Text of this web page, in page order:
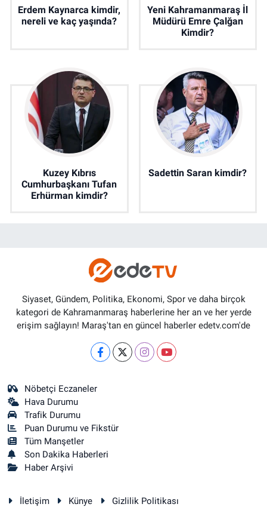
Erdem Kaynarca kimdir,
nereli ve kaç yaşında?
Yeni Kahramanmaraş İl
Müdürü Emre Çalğan
Kimdir?
Kuzey Kıbrıs
Cumhurbaşkanı Tufan
Erhürman kimdir?
Sadettin Saran kimdir?
Siyaset, Gündem, Politika, Ekonomi, Spor ve daha birçok
kategori de Kahramanmaraş haberlerine her an ve her yerde
erişim sağlayın! Maraş'tan en güncel haberler edetv.com'de
Nöbetçi Eczaneler
Hava Durumu
Trafik Durumu
Puan Durumu ve Fikstür
Tüm Manşetler
Son Dakika Haberleri
Haber Arşivi
İletişim Künye Gizlilik Politikası